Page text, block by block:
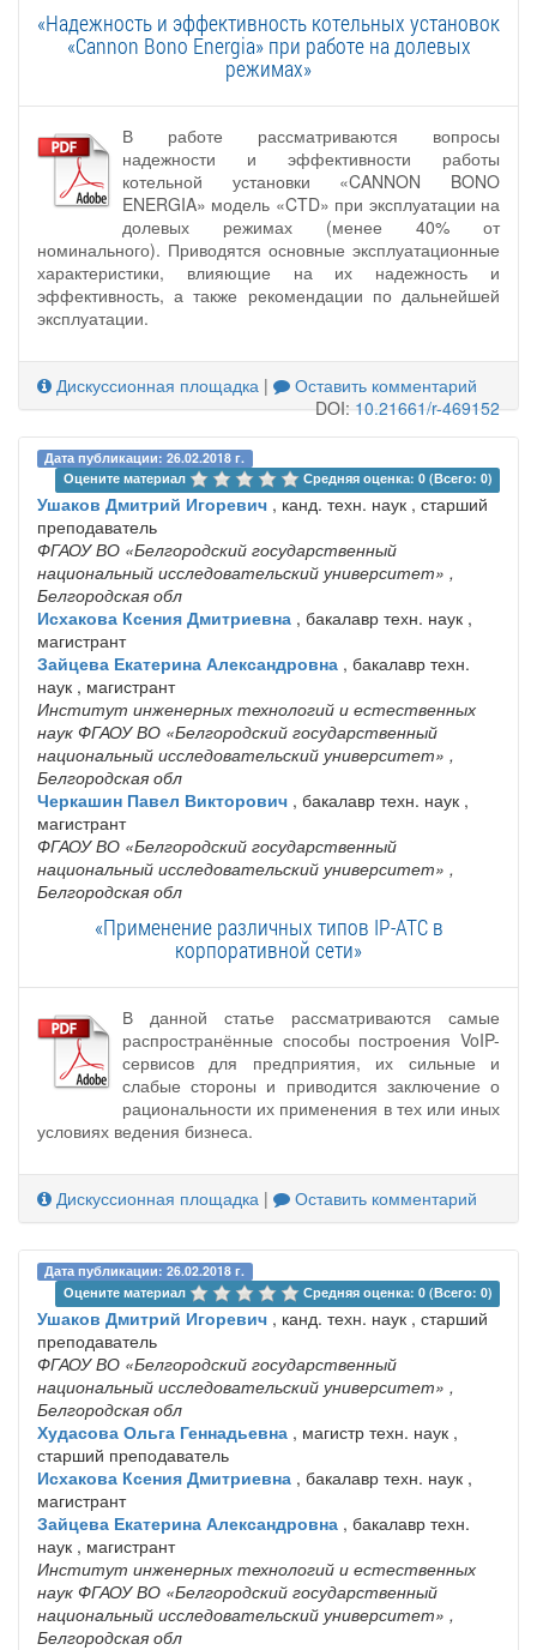
«Надежность и эффективность котельных установок
«Cannon Bono Energia» при работе на долевых
режимах»
В работе рассматриваются вопросы
надежности и эффективности работы
котельной установки «CANNON BONO
ENERGIA» модель «CTD» при эксплуатации на
долевых режимах (менее 40% от
номинального). Приводятся основные эксплуатационные
характеристики, влияющие на их надежность и
эффективность, а также рекомендации по дальнейшей
эксплуатации.
Дискуссионная площадка |
Оставить комментарий
DOI:10.21661/r-469152
Дата публикации: 26.02.2018 г.
Оцените материал
Средняя оценка: 0 (Всего: 0)
Ушаков Дмитрий Игоревич , канд. техн. наук , старший
преподаватель
ФГАОУ ВО «Белгородский государственный
национальный исследовательский университет» ,
Белгородская обл
Исхакова Ксения Дмитриевна , бакалавр техн. наук ,
магистрант
Зайцева Екатерина Александровна , бакалавр техн.
наук , магистрант
Институт инженерных технологий и естественных
наук ФГАОУ ВО «Белгородский государственный
национальный исследовательский университет» ,
Белгородская обл
Черкашин Павел Викторович , бакалавр техн. наук ,
магистрант
ФГАОУ ВО «Белгородский государственный
национальный исследовательский университет» ,
Белгородская обл
«Применение различных типов IP-ATC в
корпоративной сети»
В данной статье рассматриваются самые
распространённые способы построения VoIP-
сервисов для предприятия, их сильные и
слабые стороны и приводится заключение о
рациональности их применения в тех или иных
условиях ведения бизнеса.
Дискуссионная площадка | Оставить комментарий
Дата публикации: 26.02.2018 г.
Оцените материал
Средняя оценка: 0 (Всего: 0)
Ушаков Дмитрий Игоревич , канд. техн. наук , старший
преподаватель
ФГАОУ ВО «Белгородский государственный
национальный исследовательский университет» ,
Белгородская обл
Худасова Ольга Геннадьевна , магистр техн. наук ,
старший преподаватель
Исхакова Ксения Дмитриевна , бакалавр техн. наук ,
магистрант
Зайцева Екатерина Александровна , бакалавр техн.
наук , магистрант
Институт инженерных технологий и естественных
наук ФГАОУ ВО «Белгородский государственный
национальный исследовательский университет» ,
Белгородская обл